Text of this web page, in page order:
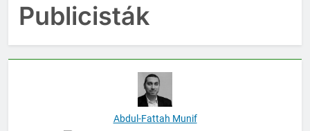
Publicisták
Abdul-Fattah Munif